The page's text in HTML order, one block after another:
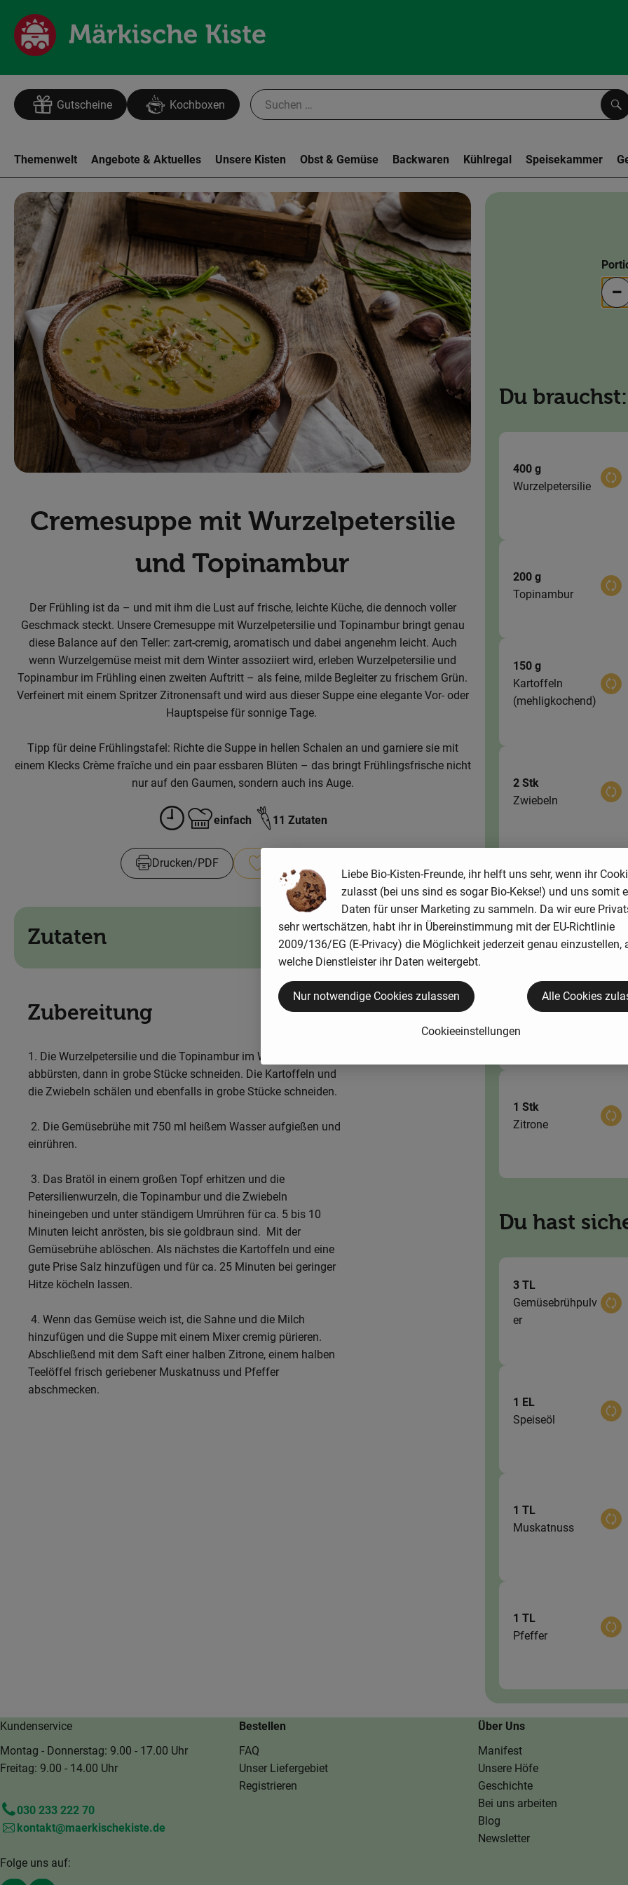
Gutscheine Kochboxen
Themenwelt Angebote & Aktuelles Unsere Kisten Obst & Gemüse Backwaren Kühlregal Speisekammer
Cremesuppe mit Wurzelpetersilie
und Topinambur
Der Frühling ist da – und mit ihm die Lust auf frische, leichte Küche, die dennoch voller
Geschmack steckt. Unsere Cremesuppe mit Wurzelpetersilie und Topinambur bringt genau
diese Balance auf den Teller: zart-cremig, aromatisch und dabei angenehm leicht. Auch
wenn Wurzelgemüse meist mit dem Winter assoziiert wird, erleben Wurzelpetersilie und
Topinambur im Frühling einen zweiten Auftritt – als feine, milde Begleiter zu frischem Grün.
Verfeinert mit einem Spritzer Zitronensaft und wird aus dieser Suppe eine elegante Vor- oder
Hauptspeise für sonnige Tage.
Tipp für deine Frühlingstafel: Richte die Suppe in hellen Schalen an und garniere sie mit
einem Klecks Crème fraîche und ein paar essbaren Blüten – das bringt Frühlingsfrische nicht
nur auf den Gaumen, sondern auch ins Auge.
Zubreitungszeit:
Schwierigkeit:
einfach 11 Zutaten
Drucken​/​PDF
Zutaten
Zubereitung
1. Die Wurzelpetersilie und die Topinambur im Wasser gut
abbürsten, dann in grobe Stücke schneiden. Die Kartoffeln und
die Zwiebeln schälen und ebenfalls in grobe Stücke schneiden.
2. Die Gemüsebrühe mit 750 ml heißem Wasser aufgießen und
einrühren.
3. Das Bratöl in einem großen Topf erhitzen und die
Petersilienwurzeln, die Topinambur und die Zwiebeln
hineingeben und unter ständigem Umrühren für ca. 5 bis 10
Minuten leicht anrösten, bis sie goldbraun sind. Mit der
Gemüsebrühe ablöschen. Als nächstes die Kartoffeln und eine
gute Prise Salz hinzufügen und für ca. 25 Minuten bei geringer
Hitze köcheln lassen.
4. Wenn das Gemüse weich ist, die Sahne und die Milch
hinzufügen und die Suppe mit einem Mixer cremig pürieren.
Abschließend mit dem Saft einer halben Zitrone, einem halben
Teelöffel frisch geriebener Muskatnuss und Pfeffer
abschmecken.
Du brauchst:
400 g
Wurzelpetersilie
200 g
Topinambur
150 g
Kartoffeln
(mehligkochend)
2 Stk
Zwiebeln
200 ml
Milch
200 ml
Kochsahne
1 Stk
Zitrone
Du hast
3 TL
Gemüsebrühpulv
er
1 EL
Speiseöl
1 TL
Muskatnuss
1 TL
Pfeffer
Kundenservice
Montag - Donnerstag: 9.00 - 17.00 Uhr
Freitag: 9.00 - 14.00 Uhr
030 233 222 70
kontakt@maerkischekiste.de
Bestellen
FAQ
Unser Liefergebiet
Registrieren
Über Uns
Manifest
Unsere Höfe
Geschichte
Bei uns arbeiten
Blog
Newsletter
Folge uns auf:
Liebe Bio-Kisten-Freunde, ihr helft uns sehr, wenn ihr
zulasst (bei uns sind es sogar Bio-Kekse!) und uns somit
Daten für unser Marketing zu sammeln. Da wir eure
sehr wertschätzen, habt ihr in Übereinstimmung mit der EU-Richtlinie
2009/136/EG (E-Privacy) die Möglichkeit jederzeit genau einzustellen,
welche Dienstleister ihr Daten weitergebt.
Cookieeinstellungen
Nur notwendige Cookies zulassen Alle Cookies